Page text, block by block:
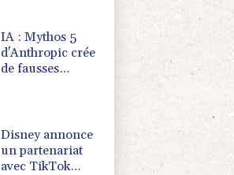
IA : Mythos 5
d'Anthropic crée
de fausses
Disney annonce
un partenariat
avec TikTok